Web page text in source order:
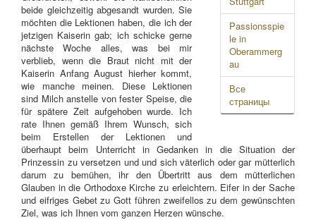
Passionsspie
le in
Oberammerg
au
Все
страницы
beide gleichzeitig abgesandt wurden. Sie
möchten die Lektionen haben, die ich der
jetzigen Kaiserin gab; ich schicke gerne
nächste Woche alles, was bei mir
verblieb, wenn die Braut nicht mit der
Kaiserin Anfang August hierher kommt,
wie manche meinen. Diese Lektionen
sind Milch anstelle von fester Speise, die
für spätere Zeit aufgehoben wurde. Ich
rate Ihnen gemäß Ihrem Wunsch, sich
beim Erstellen der Lektionen und
überhaupt beim Unterricht in Gedanken in die Situation der
Prinzessin zu versetzen und und sich väterlich oder gar mütterlich
darum zu bemühen, ihr den Übertritt aus dem mütterlichen
Glauben in die Orthodoxe Kirche zu erleichtern. Eifer in der Sache
und eifriges Gebet zu Gott führen zweifellos zu dem gewünschten
Ziel, was ich Ihnen vom ganzen Herzen wünsche.